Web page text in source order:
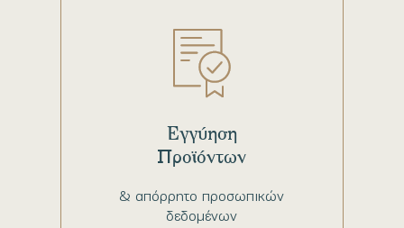
& απόρρητο προσωπικών
δεδομένων
Εγγύηση
Προϊόντων